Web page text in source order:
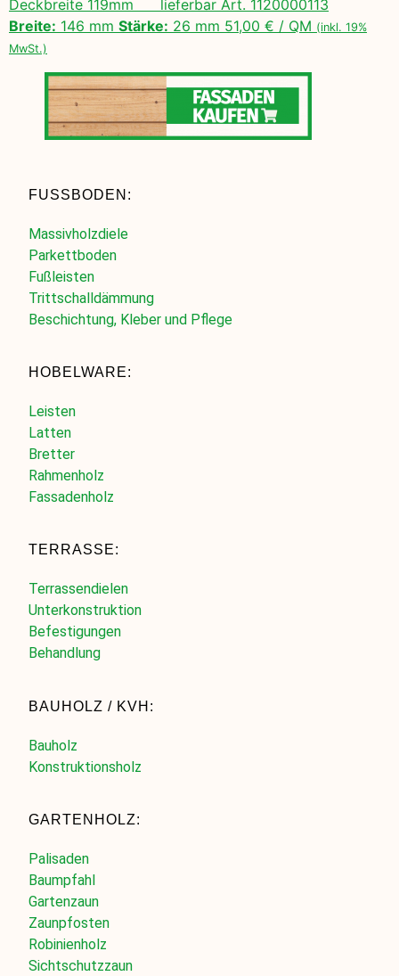
Deckbreite 119mm lieferbar Art. 1120000113
Breite: 146 mm Stärke: 26 mm 51,00 € / QM (inkl. 19%
MwSt.)
FUSSBODEN:
Massivholzdiele
Parkettboden
Fußleisten
Trittschalldämmung
Beschichtung, Kleber und Pflege
HOBELWARE:
Leisten
Latten
Bretter
Rahmenholz
Fassadenholz
TERRASSE:
Terrassendielen
Unterkonstruktion
Befestigungen
Behandlung
BAUHOLZ / KVH:
Bauholz
Konstruktionsholz
GARTENHOLZ:
Palisaden
Baumpfahl
Gartenzaun
Zaunpfosten
Robinienholz
Sichtschutzzaun